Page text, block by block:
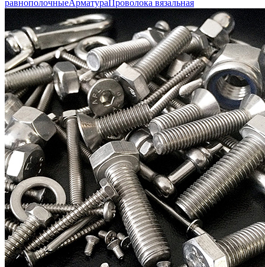
равнополочныеАрматураПроволока вязальная